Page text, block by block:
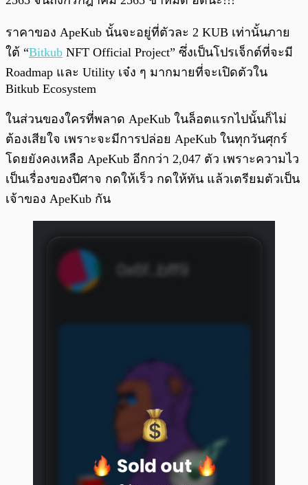
ราคาของ ApeKub นั้นจะอยู่ที่ตัวละ 2 KUB เท่านั้นภาย
ใต้ “Bitkub NFT Official Project” ซึ่งเป็นโปรเจ็กต์ที่จะมี
Roadmap และ Utility เจ๋ง ๆ มากมายที่จะเปิดตัวใน
Bitkub Ecosystem
ในส่วนของใครที่พลาด ApeKub ในล็อตแรกไปนั้นก็ไม่
ต้องเสียใจ เพราะจะมีการปล่อย ApeKub ในทุกวันศุกร์
โดยยังคงเหลือ ApeKub อีกกว่า 2,047 ตัว เพราะความไว
เป็นเรื่องของปีศาจ กดให้เร็ว กดให้ทัน แล้วเตรียมตัวเป็น
เจ้าของ ApeKub กัน